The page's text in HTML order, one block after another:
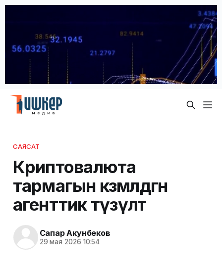
САЯСАТ
Криптовалюта
тармагын көзөмөлдөгөн
агенттик түзүлөт
Сапар Акунбеков
29 мая 2026 10:54